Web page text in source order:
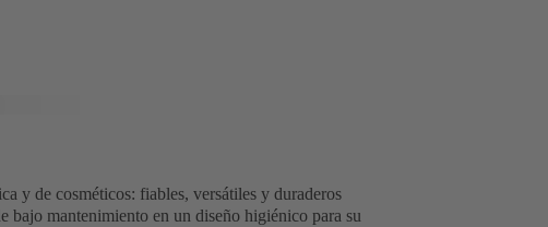
y de cosméticos: fiables, versátiles y duraderos
bajo mantenimiento en un diseño higiénico para su